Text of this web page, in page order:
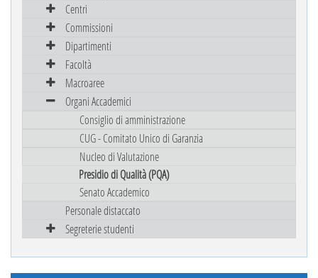
Centri
Commissioni
Dipartimenti
Facoltà
Macroaree
Organi Accademici
Consiglio di amministrazione
CUG - Comitato Unico di Garanzia
Nucleo di Valutazione
Presidio di Qualità (PQA)
Senato Accademico
Personale distaccato
Segreterie studenti